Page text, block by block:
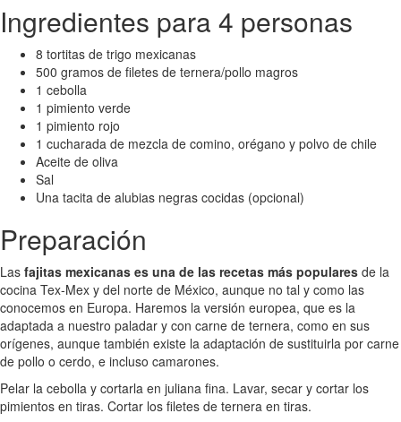
Ingredientes para 4 personas
8 tortitas de trigo mexicanas
500 gramos de filetes de ternera/pollo magros
1 cebolla
1 pimiento verde
1 pimiento rojo
1 cucharada de mezcla de comino, orégano y polvo de chile
Aceite de oliva
Sal
Una tacita de alubias negras cocidas (opcional)
Preparación
Las fajitas mexicanas es una de las recetas más populares de la
cocina Tex-Mex y del norte de México, aunque no tal y como las
conocemos en Europa. Haremos la versión europea, que es la
adaptada a nuestro paladar y con carne de ternera, como en sus
orígenes, aunque también existe la adaptación de sustituirla por carne
de pollo o cerdo, e incluso camarones.
Pelar la cebolla y cortarla en juliana fina. Lavar, secar y cortar los
pimientos en tiras. Cortar los filetes de ternera en tiras.